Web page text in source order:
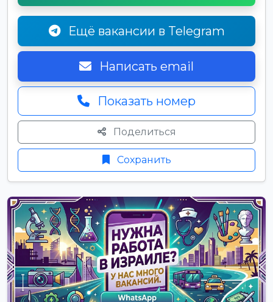
Ещё вакансии в Telegram
Написать email
Показать номер
Поделиться
Сохранить